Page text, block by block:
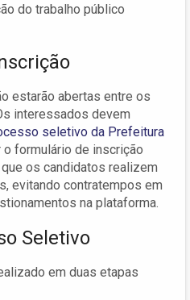
do trabalho público
estarão abertas entre os
interessados devem
seletivo da Prefeitura
o formulário de inscrição
os candidatos realizem
evitando contratempos em
na plataforma.
Seletivo
em duas etapas